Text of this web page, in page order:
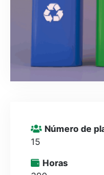
Número de
15
Horas